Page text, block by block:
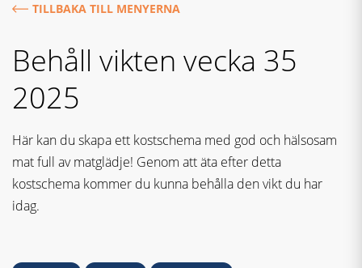
TILLBAKA TILL MENYERNA
Behåll vikten vecka 35
2025
Här kan du skapa ett kostschema med god och hälsosam
mat full av matglädje! Genom att äta efter detta
kostschema kommer du kunna behålla den vikt du har
idag.